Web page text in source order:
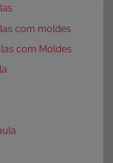
com moldes
com Moldes